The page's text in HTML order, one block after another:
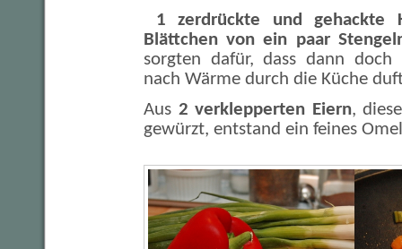
1 zerdrückte und gehackte
Blättchen von ein paar
sorgten dafür, dass dann
nach Wärme durch die Küche
Aus 2 verklepperten Eiern,
gewürzt, entstand ein feines